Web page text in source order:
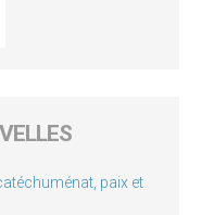
paix et